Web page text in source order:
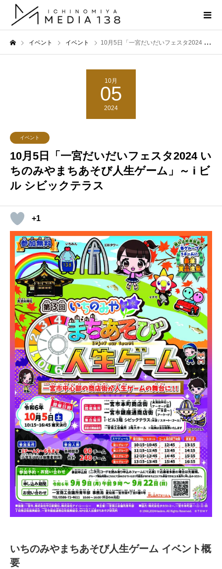
イベント イベント 10月5日「一宮だいだいフェスタ2024 いちのみやまちあそび人生ゲーム」～ i ビル シビックテラス
10月
05
2024
イベント
10月5日「一宮だいだいフェスタ2024 い
ちのみやまちあそび人生ゲーム」～ i ビ
ル シビックテラス
+1
いちのみやまちあそび人生ゲーム イベント概
要